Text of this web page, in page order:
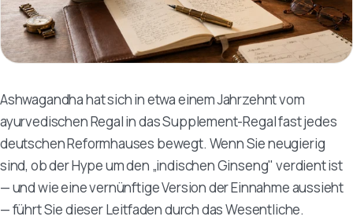
Ashwagandha hat sich in etwa einem Jahrzehnt vom
ayurvedischen Regal in das Supplement-Regal fast jedes
deutschen Reformhauses bewegt. Wenn Sie neugierig
sind, ob der Hype um den „indischen Ginseng" verdient ist
— und wie eine vernünftige Version der Einnahme aussieht
— führt Sie dieser Leitfaden durch das Wesentliche.